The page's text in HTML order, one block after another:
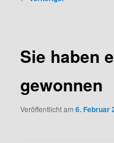
Sie haben
gewonnen
Veröffentlicht am6. Februar